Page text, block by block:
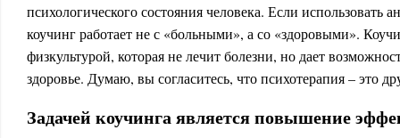
психологического состояния человека. Если использовать
коучинг работает не с «больными», а со «здоровыми».
физкультурой, которая не лечит болезни, но дает
здоровье. Думаю, вы согласитесь, что психотерапия – это
Задачей коучинга является повышение